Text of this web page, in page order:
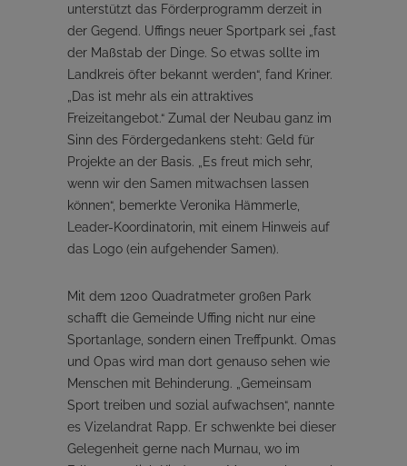
unterstützt das Förderprogramm derzeit in
der Gegend. Uffings neuer Sportpark sei „fast
der Maßstab der Dinge. So etwas sollte im
Landkreis öfter bekannt werden“, fand Kriner.
„Das ist mehr als ein attraktives
Freizeitangebot.“ Zumal der Neubau ganz im
Sinn des Fördergedankens steht: Geld für
Projekte an der Basis. „Es freut mich sehr,
wenn wir den Samen mitwachsen lassen
können“, bemerkte Veronika Hämmerle,
Leader-Koordinatorin, mit einem Hinweis auf
das Logo (ein aufgehender Samen).
Mit dem 1200 Quadratmeter großen Park
schafft die Gemeinde Uffing nicht nur eine
Sportanlage, sondern einen Treffpunkt. Omas
und Opas wird man dort genauso sehen wie
Menschen mit Behinderung. „Gemeinsam
Sport treiben und sozial aufwachsen“, nannte
es Vizelandrat Rapp. Er schwenkte bei dieser
Gelegenheit gerne nach Murnau, wo im